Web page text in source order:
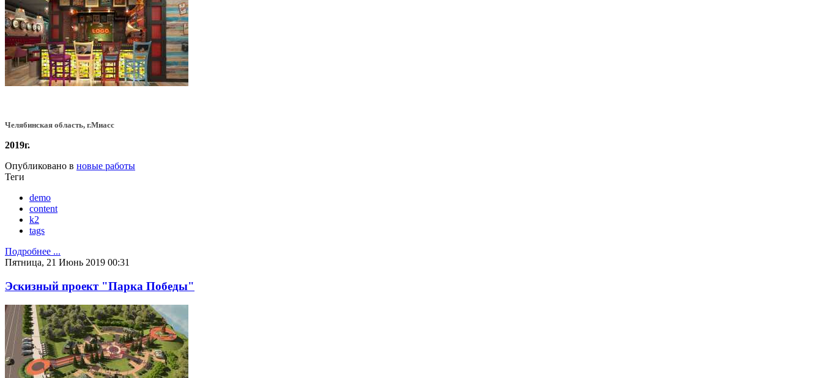
Челябинская область, г.Миасс
2019г.
Опубликовано в новые работы
Теги
demo
content
k2
tags
Подробнее ...
Пятница, 21 Июнь 2019 00:31
Эскизный проект "Парка Победы"